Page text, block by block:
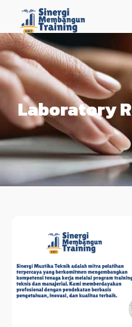
Laboratory